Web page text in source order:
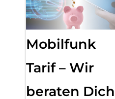
Mobilfunk
Tarif – Wir
beraten Dich